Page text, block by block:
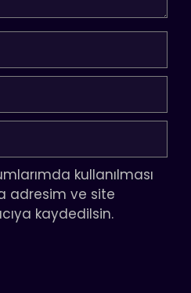
kullanılması
adresim ve site
kaydedilsin.